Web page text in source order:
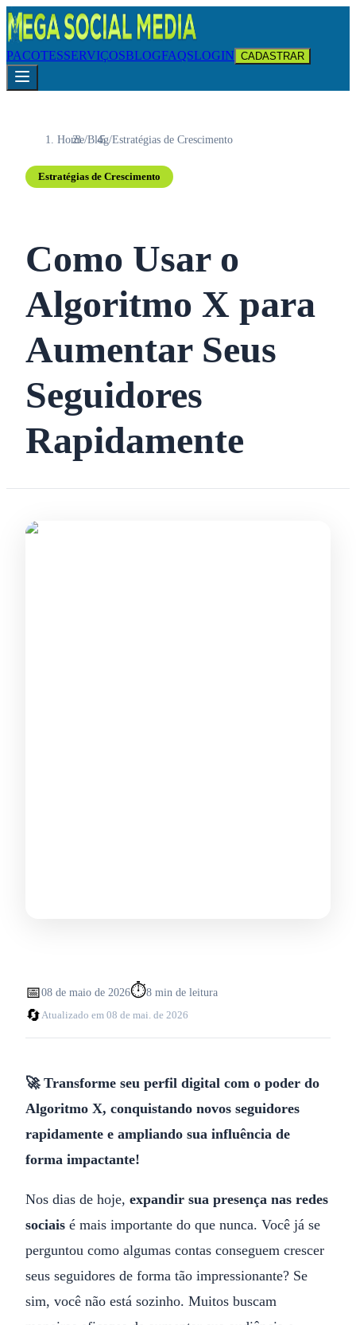
PACOTESSERVIÇOSBLOGFAQSLOGIN CADASTRAR
Home/Blog/Estratégias de Crescimento
Estratégias de Crescimento
Como Usar o
Algoritmo X para
Aumentar Seus
Seguidores
Rapidamente
📅08 de maio de 2026⏱️8 min de leitura
🔄Atualizado em 08 de mai. de 2026
🚀 Transforme seu perfil digital com o poder do
Algoritmo X, conquistando novos seguidores
rapidamente e ampliando sua influência de
forma impactante!
Nos dias de hoje, expandir sua presença nas redes
sociais é mais importante do que nunca. Você já se
perguntou como algumas contas conseguem crescer
seus seguidores de forma tão impressionante? Se
sim, você não está sozinho. Muitos buscam